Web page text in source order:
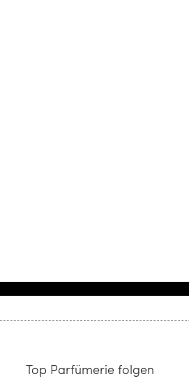
Top Parfümerie folgen